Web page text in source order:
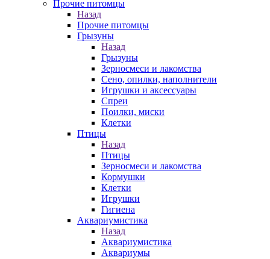
Прочие питомцы
Назад
Прочие питомцы
Грызуны
Назад
Грызуны
Зерносмеси и лакомства
Сено, опилки, наполнители
Игрушки и аксессуары
Спреи
Поилки, миски
Клетки
Птицы
Назад
Птицы
Зерносмеси и лакомства
Кормушки
Клетки
Игрушки
Гигиена
Аквариумистика
Назад
Аквариумистика
Аквариумы